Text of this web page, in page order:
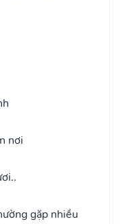
nơi
gặp nhiều